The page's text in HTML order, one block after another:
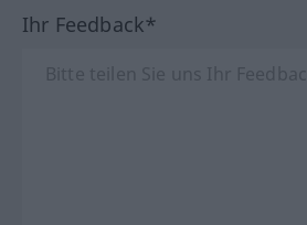
Ihr Feedback*